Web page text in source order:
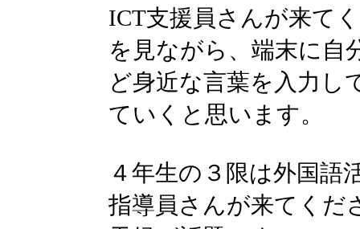
ICT支援員さんが来て
を見ながら、端末に自
ど身近な言葉を入力し
ていくと思います。
４年生の３限は外国語
指導員さんが来てくだ